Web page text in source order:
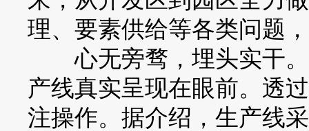
理、要素供给等各类问题
心无旁骛，埋头实干。
产线真实呈现在眼前。透
注操作。据介绍，生产线